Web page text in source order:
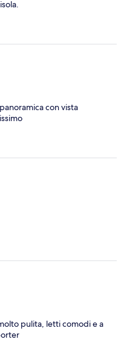
con vista
pulita, letti comodi e a